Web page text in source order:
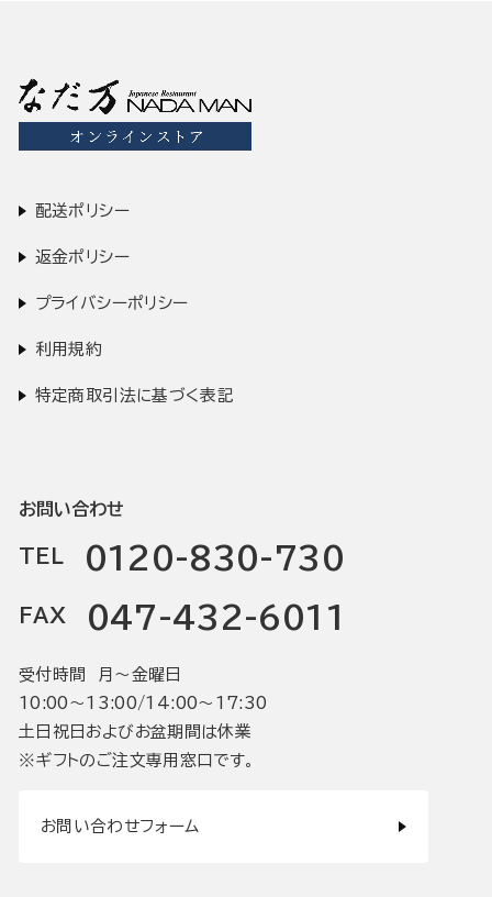
配送ポリシー
返金ポリシー
プライバシーポリシー
利用規約
特定商取引法に基づく表記
お問い合わせ
TEL 0120-830-730
FAX 047-432-6011
受付時間 月〜金曜日
10:00〜13:00/14:00〜17:30
土日祝日およびお盆期間は休業
※ギフトのご注文専用窓口です。
お問い合わせフォーム